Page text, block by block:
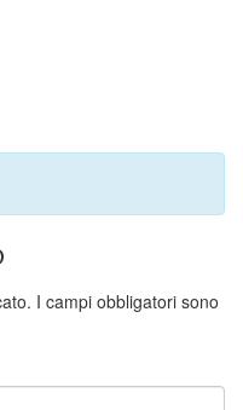
I campi obbligatori sono